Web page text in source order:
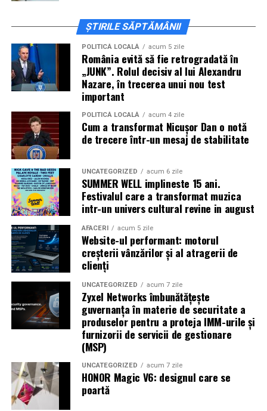
Mall pe 16 februarie de la ora 18:00.
ActoriiVlad Gherman, Oana Gherman și Ioana
Ginghină
vin la întâlnirea cu publicul dinCinema City
Vivo! Pitești pe 17 februarie, de la 18:30și vor
participa la o discuție după proiecție, alături de
Paul Decu.
Caravana„În pielea mea”ajunge laCinema City
Shopping City Ploiești, pe 18 februarie, de la 18:30, la
proiecția specială introdusă de regizorul
alături de actoriiIoana State, Vlad și Oana Gherman,
Azaleea Necula și Gabriel Vatavu.
O comedie actuală și spumoasă, filmul„În pielea
mea”este distribuit de T.R.I.B.E. Films.
TRAILER:https://bit.ly/InPieleaMea
Site oficial:inpieleamea.ro
Mai multe detalii, imagini de la filmări, fragmente din
film, declarații din partea actorilor și informații despre
concursuri sunt disponibile pe paginile social media ale
Facebook,Instagram,TikTok .
Adrian Pădurețu semnează imaginea filmului. De sunet
s-a ocupat Bogdan Ivanovici, de scenografie Anca
Miron, iar de costume Francisca Vass.
ȘTIRILE SĂPTĂMÂNII
POLITICĂ LOCALĂ acum 5 zile
România evită să fie retrogradată în
„JUNK”. Rolul decisiv al lui Alexandru
Nazare, în trecerea unui nou test
important
POLITICĂ LOCALĂ acum 4 zile
Cum a transformat Nicușor Dan o notă
de trecere într-un mesaj de stabilitate
UNCATEGORIZED acum 6 zile
SUMMER WELL implineste 15 ani.
Festivalul care a transformat muzica
intr-un univers cultural revine in august
AFACERI acum 5 zile
Website-ul performant: motorul
creșterii vânzărilor și al atragerii de
clienți
UNCATEGORIZED acum 7 zile
Zyxel Networks îmbunătățește
guvernanța în materie de securitate a
produselor pentru a proteja IMM-urile și
furnizorii de servicii de gestionare
(MSP)
UNCATEGORIZED acum 7 zile
HONOR Magic V6: designul care se
poartă